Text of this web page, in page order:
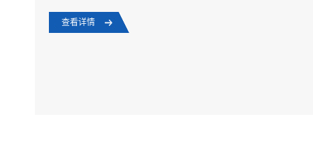
查看详情